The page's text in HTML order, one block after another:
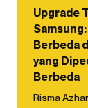
Upgrade
Berbeda
yang
Berbeda
Risma